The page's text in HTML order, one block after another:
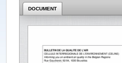
DOCUMENT